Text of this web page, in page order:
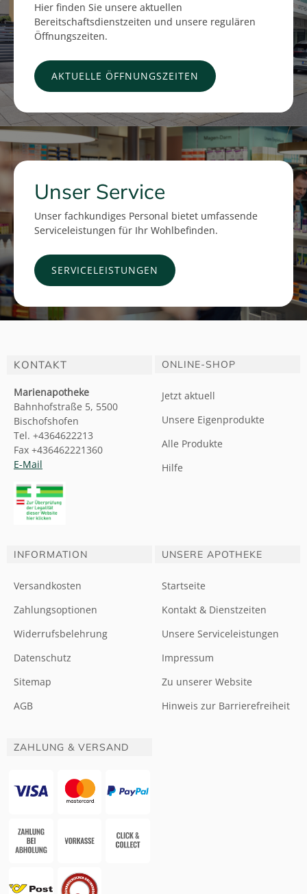
Hier finden Sie unsere aktuellen
Bereitschaftsdienstzeiten und unsere regulären
Öffnungszeiten.
AKTUELLE ÖFFNUNGSZEITEN
Unser Service
Unser fachkundiges Personal bietet umfassende
Serviceleistungen für Ihr Wohlbefinden.
SERVICELEISTUNGEN
KONTAKT
Marienapotheke
Bahnhofstraße 5, 5500
Bischofshofen
Tel. +4364622213
Fax +436462221360
E-Mail
ONLINE-SHOP
Jetzt aktuell
Unsere Eigenprodukte
Alle Produkte
Hilfe
INFORMATION
Versandkosten
Zahlungsoptionen
Widerrufsbelehrung
Datenschutz
Sitemap
AGB
UNSERE APOTHEKE
Startseite
Kontakt & Dienstzeiten
Unsere Serviceleistungen
Impressum
Zu unserer Website
Hinweis zur Barrierefreiheit
ZAHLUNG & VERSAND